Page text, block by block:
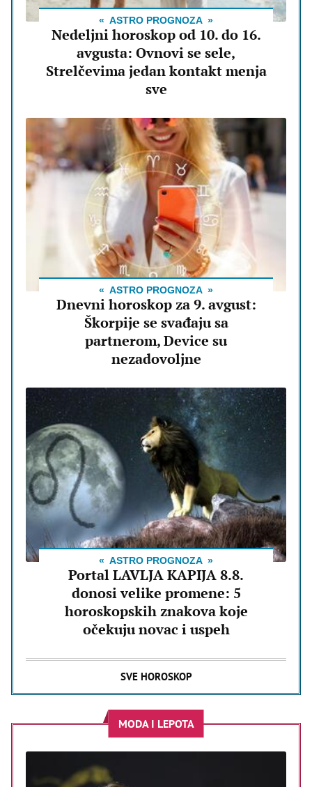
ASTRO PROGNOZA
Nedeljni horoskop od 10. do 16.
avgusta: Ovnovi se sele,
Strelčevima jedan kontakt menja
sve
ASTRO PROGNOZA
Dnevni horoskop za 9. avgust:
Škorpije se svađaju sa
partnerom, Device su
nezadovoljne
ASTRO PROGNOZA
Portal LAVLJA KAPIJA 8.8.
donosi velike promene: 5
horoskopskih znakova koje
očekuju novac i uspeh
SVE HOROSKOP
MODA I LEPOTA